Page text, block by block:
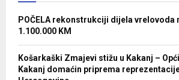
POČELA rekonstrukciji dijela vrelovoda
1.100.000 KM
Košarkaški Zmajevi stižu u Kakanj –
Kakanj domaćin priprema